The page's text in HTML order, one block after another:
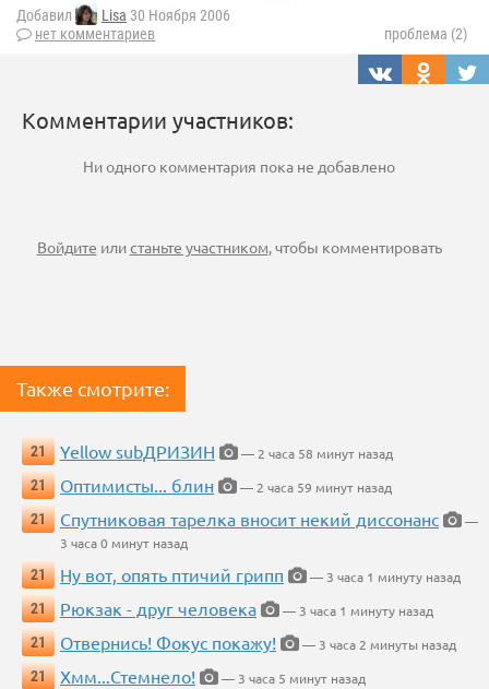
Добавил Lisa 30 Ноября 2006
нет комментариев
проблема (2)
Комментарии участников:
Ни одного комментария пока не добавлено
Войдите илистаньте участником, чтобы комментировать
Также смотрите:
21 Yellow subДРИЗИН
— 2 часа 58 минут назад
21
Оптимисты... блин
— 2 часа 59 минут назад
21
Спутниковая тарелка вносит некий диссонанс
—
3 часа 0 минут назад
21
Ну вот, опять птичий грипп
— 3 часа 1 минуту назад
21
Рюкзак - друг человека
— 3 часа 1 минуту назад
21
Отвернись! Фокус покажу!
— 3 часа 2 минуты назад
21
Хмм...Стемнело!
— 3 часа 5 минут назад